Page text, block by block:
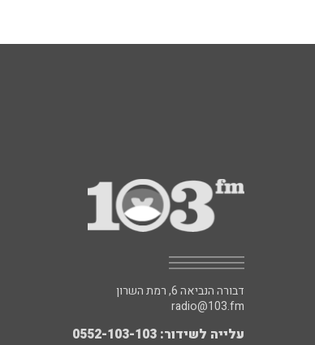
דבורה הנביאה 6, רמת השרון
radio@103.fm
עלייה לשידור: 0552-103-103